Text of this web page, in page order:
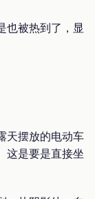
也被热到了，显
天摆放的电动车
这是要是直接坐